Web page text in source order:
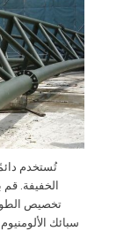
تُستخدم
الخفيفة.
تخصيص